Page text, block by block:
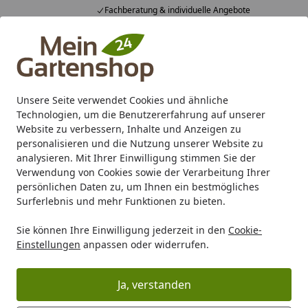
Unsere Seite verwendet Cookies und ähnliche
Technologien, um die Benutzererfahrung auf unserer
Website zu verbessern, Inhalte und Anzeigen zu
personalisieren und die Nutzung unserer Website zu
analysieren. Mit Ihrer Einwilligung stimmen Sie der
Verwendung von Cookies sowie der Verarbeitung Ihrer
persönlichen Daten zu, um Ihnen ein bestmögliches
Surferlebnis und mehr Funktionen zu bieten.
Sie können Ihre Einwilligung jederzeit in den Cookie-
Einstellungen anpassen oder widerrufen.
Ja, verstanden
Fachberatung & individuelle Angebote
Alle Produkte
Mein Konto
Suchen
Karibu Pools inkl. gratis Sandfilteranlage & Pool-
Starterset (Gesamtwert bis 468,99€)
Startseite
Freizeit Teichtechnik Teichfilter UVC-Vorklärgeräte
UVC-Vorklärgeräte
Ihre Artikelübersicht